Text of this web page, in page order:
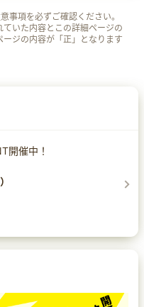
事項を必ずご確認ください。
いた内容とこの詳細ページの
ジの内容が「正」となります
開催中！